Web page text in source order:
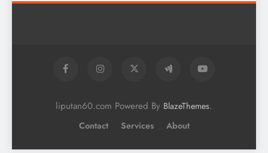
liputan60.com Powered By BlazeThemes.
Contact Services About